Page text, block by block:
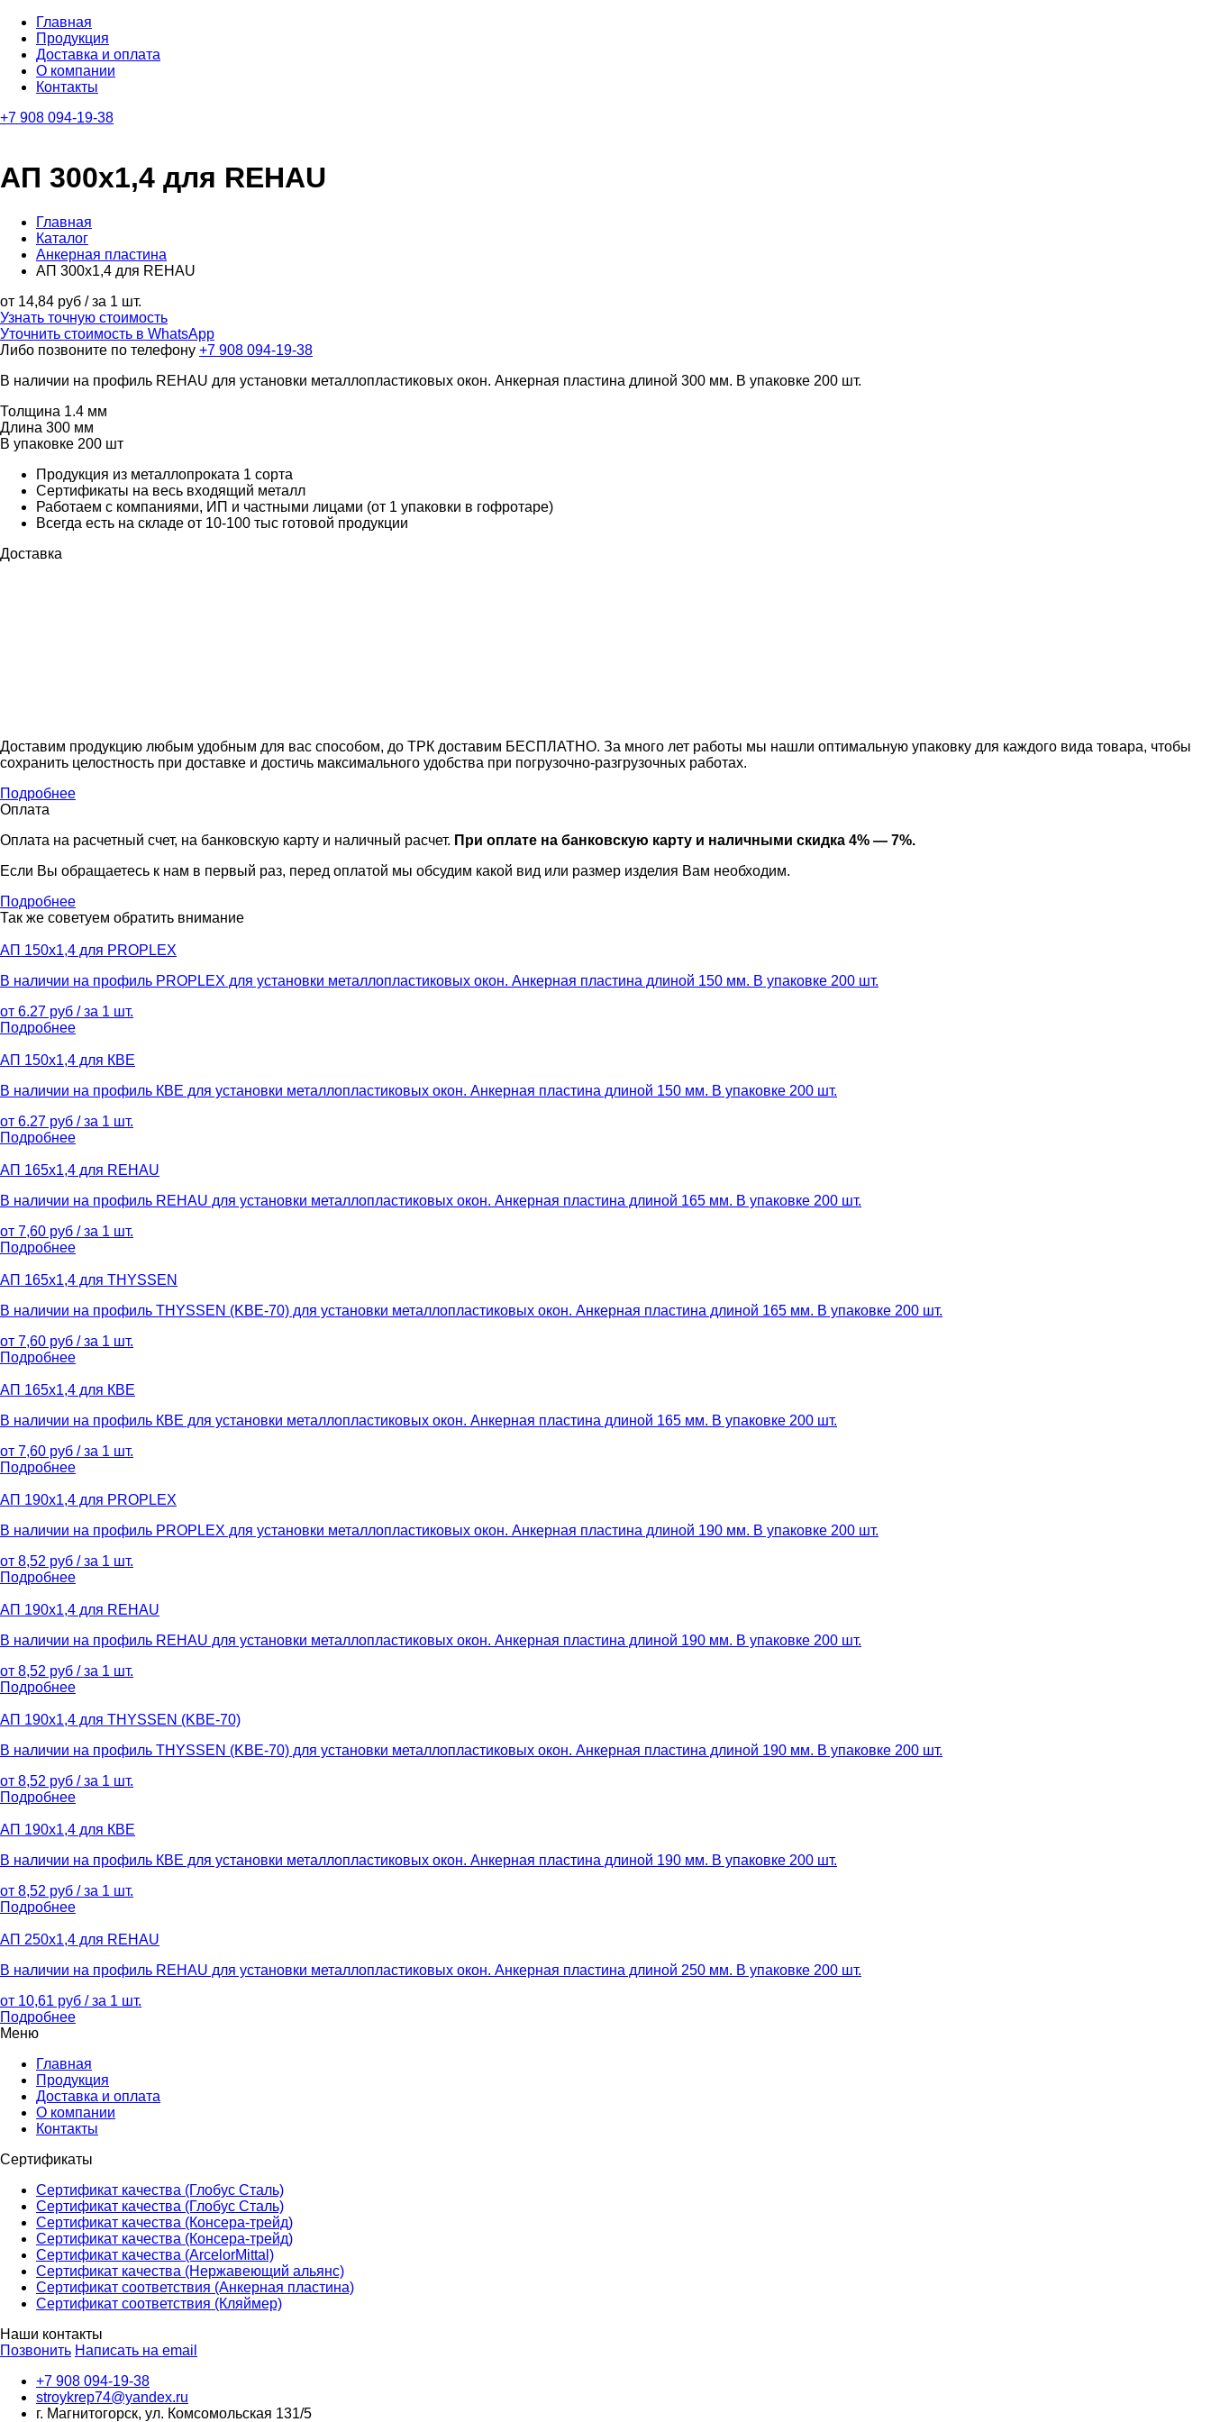
Главная
Продукция
Доставка и оплата
О компании
Контакты
+7 908 094-19-38
АП 300х1,4 для REHAU
Главная
Каталог
Анкерная пластина
АП 300х1,4 для REHAU
от 14,84 руб / за 1 шт.
Узнать точную стоимость
Уточнить стоимость в WhatsApp
Либо позвоните по телефону +7 908 094-19-38
В наличии на профиль REHAU для установки металлопластиковых окон. Анкерная пластина длиной 300 мм. В упаковке 200 шт.
Толщина 1.4 мм
Длина 300 мм
В упаковке 200 шт
Продукция из металлопроката 1 сорта
Сертификаты на весь входящий металл
Работаем с компаниями, ИП и частными лицами (от 1 упаковки в гофротаре)
Всегда есть на складе от 10-100 тыс готовой продукции
Доставка
Доставим продукцию любым удобным для вас способом, до ТРК доставим БЕСПЛАТНО. За много лет работы мы нашли оптимальную упаковку для каждого вида товара, чтобы
сохранить целостность при доставке и достичь максимального удобства при погрузочно-разгрузочных работах.
Подробнее
Оплата
Оплата на расчетный счет, на банковскую карту и наличный расчет. При оплате на банковскую карту и наличными скидка 4% — 7%.
Если Вы обращаетесь к нам в первый раз, перед оплатой мы обсудим какой вид или размер изделия Вам необходим.
Подробнее
Так же советуем обратить внимание
АП 150х1,4 для PROPLEX
В наличии на профиль PROPLEX для установки металлопластиковых окон. Анкерная пластина длиной 150 мм. В упаковке 200 шт.
от 6.27 руб / за 1 шт.
Подробнее
АП 150х1,4 для КВЕ
В наличии на профиль КВЕ для установки металлопластиковых окон. Анкерная пластина длиной 150 мм. В упаковке 200 шт.
от 6.27 руб / за 1 шт.
Подробнее
АП 165х1,4 для REHAU
В наличии на профиль REHAU для установки металлопластиковых окон. Анкерная пластина длиной 165 мм. В упаковке 200 шт.
от 7,60 руб / за 1 шт.
Подробнее
АП 165х1,4 для THYSSEN
В наличии на профиль THYSSEN (KBE-70) для установки металлопластиковых окон. Анкерная пластина длиной 165 мм. В упаковке 200 шт.
от 7,60 руб / за 1 шт.
Подробнее
АП 165х1,4 для КВЕ
В наличии на профиль КВЕ для установки металлопластиковых окон. Анкерная пластина длиной 165 мм. В упаковке 200 шт.
от 7,60 руб / за 1 шт.
Подробнее
АП 190х1,4 для PROPLEX
В наличии на профиль PROPLEX для установки металлопластиковых окон. Анкерная пластина длиной 190 мм. В упаковке 200 шт.
от 8,52 руб / за 1 шт.
Подробнее
АП 190х1,4 для REHAU
В наличии на профиль REHAU для установки металлопластиковых окон. Анкерная пластина длиной 190 мм. В упаковке 200 шт.
от 8,52 руб / за 1 шт.
Подробнее
АП 190х1,4 для THYSSEN (KBE-70)
В наличии на профиль THYSSEN (KBE-70) для установки металлопластиковых окон. Анкерная пластина длиной 190 мм. В упаковке 200 шт.
от 8,52 руб / за 1 шт.
Подробнее
АП 190х1,4 для КВЕ
В наличии на профиль КВЕ для установки металлопластиковых окон. Анкерная пластина длиной 190 мм. В упаковке 200 шт.
от 8,52 руб / за 1 шт.
Подробнее
АП 250х1,4 для REHAU
В наличии на профиль REHAU для установки металлопластиковых окон. Анкерная пластина длиной 250 мм. В упаковке 200 шт.
от 10,61 руб / за 1 шт.
Подробнее
Меню
Главная
Продукция
Доставка и оплата
О компании
Контакты
Сертификаты
Сертификат качества (Глобус Сталь)
Сертификат качества (Глобус Сталь)
Сертификат качества (Консера-трейд)
Сертификат качества (Консера-трейд)
Сертификат качества (ArcelorMittal)
Сертификат качества (Нержавеющий альянс)
Сертификат соответствия (Анкерная пластина)
Сертификат соответствия (Кляймер)
Наши контакты
Позвонить Написать на email
+7 908 094-19-38
stroykrep74@yandex.ru
г. Магнитогорск, ул. Комсомольская 131/5